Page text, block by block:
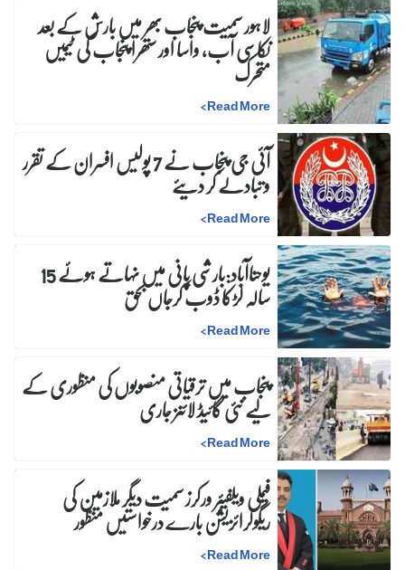
لاہور سمیت پنجاب بھر میں بارش کے بعد
نکاسی آب، واسا اور ستھرا پنجاب کی ٹیمیں
متحرک
Read More
>
آئی جی پنجاب نے 7 پولیس افسران کے تقرر و تبادلے کر دیئے
Read More
>
یوحناآباد:بارشی پانی میں نہاتے ہوئے 15 سالہ لڑکا ڈوب کرجاں بحق
Read More
>
پنجاب میں ترقیاتی منصوبوں کی منظوری کے
لیے نئی گائیڈ لائنز جاری
Read More
>
فیملی ویلفیئر ورکرز سمیت دیگر ملازمین کی
ریگولرائزیشن بارے درخواستیں منظور
Read More
>